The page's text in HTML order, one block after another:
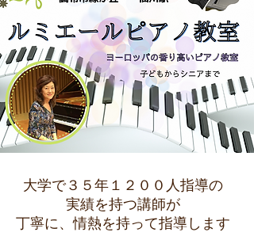
大学で３５年１２００人指導の
実績を持つ講師が
丁寧に、情熱を持って指導します